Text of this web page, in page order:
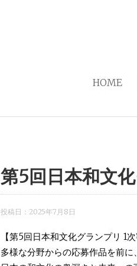
HOME
第5回日本和文
投稿日： 2025年7月8日
【第5回日本和文化グランプリ 1次
多様な分野からの応募作品を前